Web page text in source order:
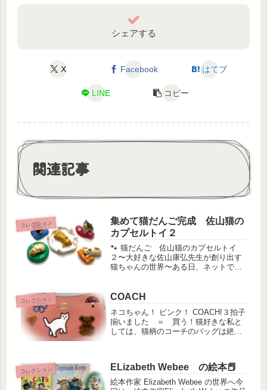
シェアする
X Facebook はてブ
LINE コピー
関連記事
コレクション
集めて猫だんご完成 佐山猫の
カプセルトイ２
🐾 猫だんご 佐山猫のカプセルトイ
２〜大好きな佐山康弘先生が創り出す
猫ちゃんの世界〜ある日、ネットで見
のオンラインストアをチェック――し
かし、結果は…👉 すでに完売出...
コレクション COACH
ネコちゃん！ ピンク！ COACH!３拍子
揃いました ＝ 買う！猫好きな私と
しては、猫柄のコーチのバッグは絶対
タンで創業の革工房を...
コレクション ELizabeth Webee の絵本📕
絵本作家 Elizabeth Webee の世界へ今